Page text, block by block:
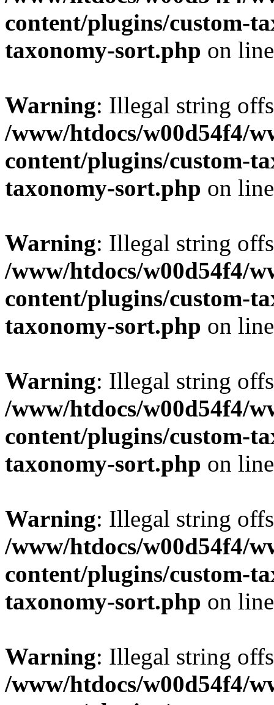
content/plugins/custom-
taxonomy-sort.php on
Warning: Illegal string
/www/htdocs/w00d54f4/
content/plugins/custom-
taxonomy-sort.php on
Warning: Illegal string
/www/htdocs/w00d54f4/
content/plugins/custom-
taxonomy-sort.php on
Warning: Illegal string
/www/htdocs/w00d54f4/
content/plugins/custom-
taxonomy-sort.php on
Warning: Illegal string
/www/htdocs/w00d54f4/
content/plugins/custom-
taxonomy-sort.php on
Warning: Illegal string
/www/htdocs/w00d54f4/